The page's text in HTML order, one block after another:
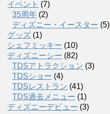
イベント (7)
35周年 (2)
ディズニー・イースター (5)
グッズ (1)
シェフミッキー (10)
ディズニーシー (82)
TDSアトラクション (3)
TDSショー (4)
TDSレストラン (41)
TDS過去メニュー (1)
ディズニーデビュー (3)